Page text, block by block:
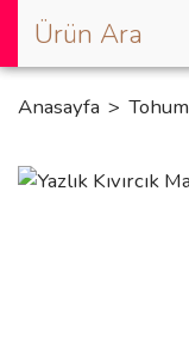
Anasayfa Tohum